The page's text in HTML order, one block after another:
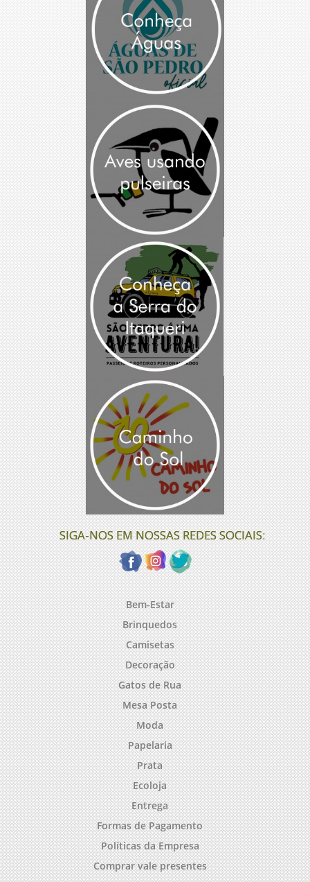
SIGA-NOS EM NOSSAS REDES SOCIAIS:
Bem-Estar
Brinquedos
Camisetas
Decoração
Gatos de Rua
Mesa Posta
Moda
Papelaria
Prata
Ecoloja
Entrega
Formas de Pagamento
Políticas da Empresa
Comprar vale presentes